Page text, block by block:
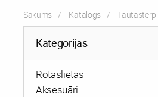
Sākums Katalogs Tautastērpi
Kategorijas
Rotaslietas
Aksesuāri